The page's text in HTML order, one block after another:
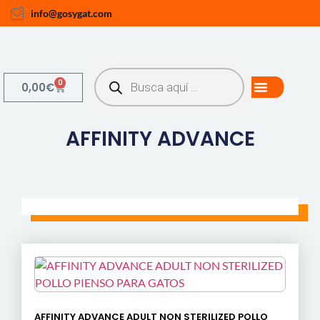
info@gosygat.com
0,00€ 0
AFFINITY ADVANCE
AFFINITY ADVANCE ADULT NON STERILIZED POLLO